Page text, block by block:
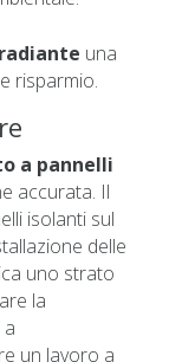
una
risparmio.
a pannelli
accurata. Il
isolanti sul
delle
uno strato
la
un lavoro a